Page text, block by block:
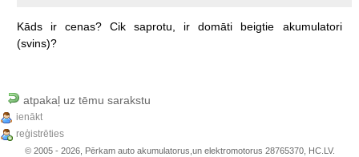
Kāds ir cenas? Cik saprotu, ir domāti beigtie
akumulatori
(svins)?
atpakaļ uz tēmu sarakstu
ienākt
reģistrēties
© 2005 - 2026, Pērkam auto akumulatorus,un elektromotorus 28765370, HC.LV.